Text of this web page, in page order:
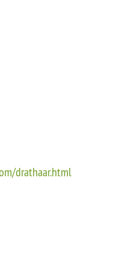
drathaar.html